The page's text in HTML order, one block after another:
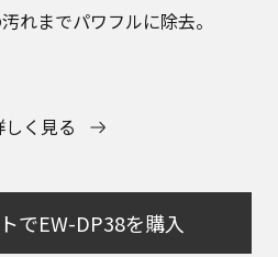
れまでパワフルに除去。
く見る
でEW-DP38を購入